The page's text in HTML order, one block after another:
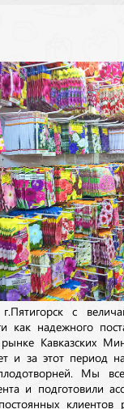
с
как надежного
Кавказских
и за этот период
Мы
и подготовили
клиентов